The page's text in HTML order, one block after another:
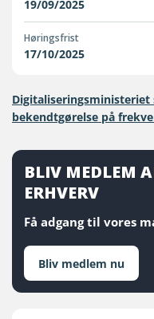
19/09/2025
Høringsfrist
17/10/2025
bekendtgørelse på
BLIV MEDLEM
ERHVERV
Få adgang til vores
Bliv medlem nu